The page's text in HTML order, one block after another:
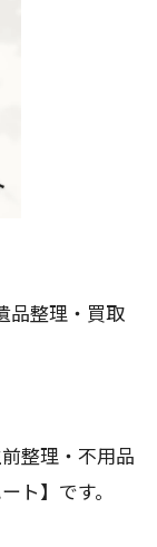
品整理・買取
整理・不用品
ト】です。